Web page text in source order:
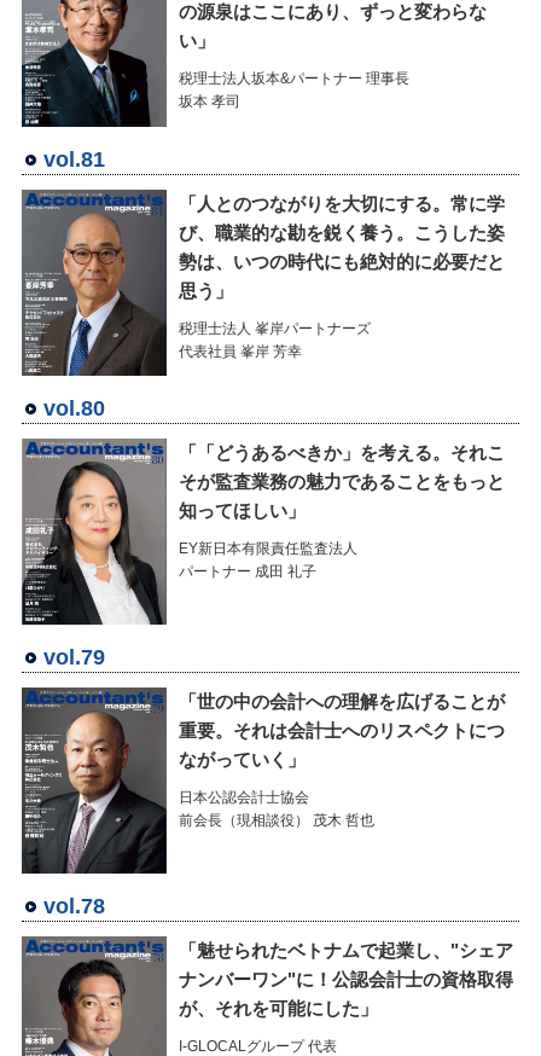
の源泉はここにあり、ずっと変わらな
い」
税理士法人坂本&パートナー 理事長
坂本 孝司
vol.81
「人とのつながりを大切にする。常に学
び、職業的な勘を鋭く養う。こうした姿
勢は、いつの時代にも絶対的に必要だと
思う」
税理士法人 峯岸パートナーズ
代表社員 峯岸 芳幸
vol.80
「「どうあるべきか」を考える。それこ
そが監査業務の魅力であることをもっと
知ってほしい」
EY新日本有限責任監査法人
パートナー 成田 礼子
vol.79
「世の中の会計への理解を広げることが
重要。それは会計士へのリスペクトにつ
ながっていく」
日本公認会計士協会
前会長（現相談役） 茂木 哲也
vol.78
「魅せられたベトナムで起業し、"シェア
ナンバーワン"に！公認会計士の資格取得
が、それを可能にした」
I-GLOCALグループ 代表